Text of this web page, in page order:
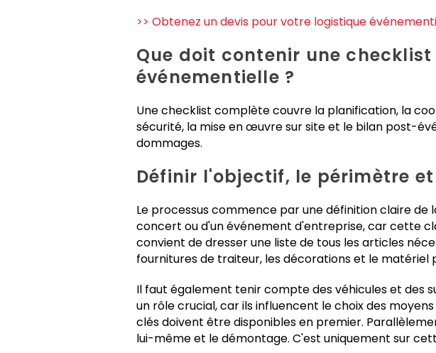
>> Obtenez un devis pour votre logistique
Que doit contenir une
événementielle ?
Une checklist complète couvre la planification, la
sécurité, la mise en œuvre sur site et le bilan post-
dommages.
Définir l'objectif, le périmètre
Le processus commence par une définition claire
concert ou d'un événement d'entreprise, car cette
convient de dresser une liste de tous les articles
fournitures de traiteur, les décorations et le matériel
Il faut également tenir compte des véhicules et des
un rôle crucial, car ils influencent le choix des
clés doivent être disponibles en premier.
lui-même et le démontage. C'est uniquement sur